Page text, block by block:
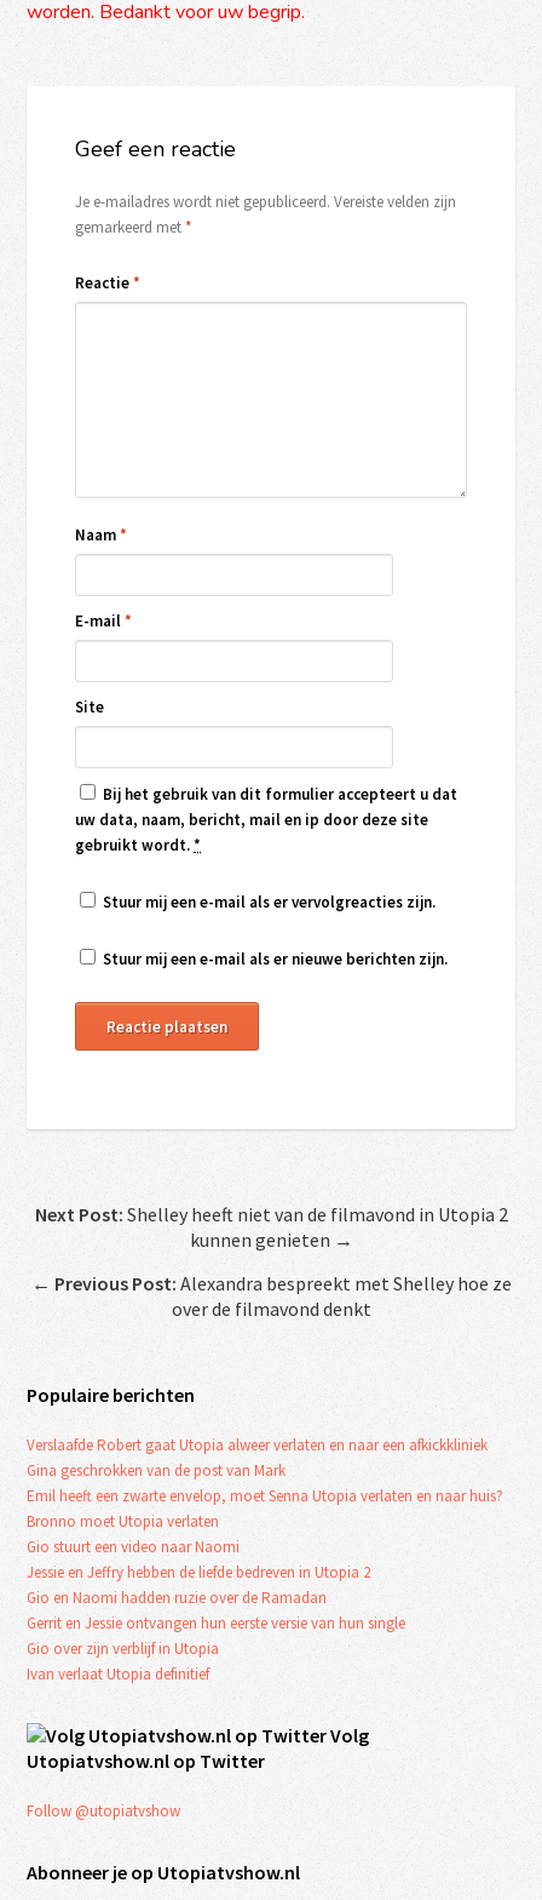
worden. Bedankt voor uw begrip.
Geef een reactie
Je e-mailadres wordt niet gepubliceerd. Vereiste velden zijn
gemarkeerd met*
Reactie*
Naam*
E-mail*
Site
Bij het gebruik van dit formulier accepteert u dat
uw data, naam, bericht, mail en ip door deze site
gebruikt wordt.*
Stuur mij een e-mail als er vervolgreacties zijn.
Stuur mij een e-mail als er nieuwe berichten zijn.
Next Post: Shelley heeft niet van de filmavond in Utopia 2
kunnen genieten →
← Previous Post: Alexandra bespreekt met Shelley hoe ze
over de filmavond denkt
Populaire berichten
Verslaafde Robert gaat Utopia alweer verlaten en naar een afkickkliniek
Gina geschrokken van de post van Mark
Emil heeft een zwarte envelop, moet Senna Utopia verlaten en naar huis?
Bronno moet Utopia verlaten
Gio stuurt een video naar Naomi
Jessie en Jeffry hebben de liefde bedreven in Utopia 2
Gio en Naomi hadden ruzie over de Ramadan
Gerrit en Jessie ontvangen hun eerste versie van hun single
Gio over zijn verblijf in Utopia
Ivan verlaat Utopia definitief
Volg
Utopiatvshow.nl op Twitter
Follow @utopiatvshow
Abonneer je op Utopiatvshow.nl